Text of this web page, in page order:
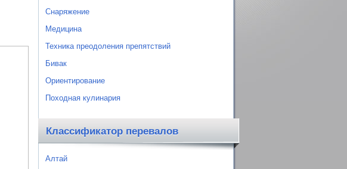
Снаряжение
Медицина
Техника преодоления препятствий
Бивак
Ориентирование
Походная кулинария
Классификатор перевалов
Алтай